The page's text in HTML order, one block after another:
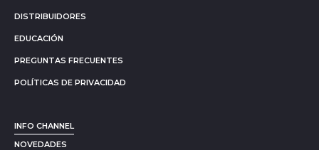
DISTRIBUIDORES
EDUCACIÓN
PREGUNTAS FRECUENTES
POLÍTICAS DE PRIVACIDAD
INFO CHANNEL
NOVEDADES